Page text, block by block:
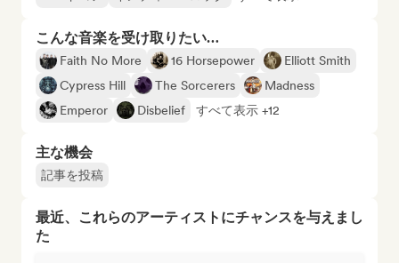
こんな音楽を受け取りたい…
Faith No More 16 Horsepower
Elliott Smith
Cypress Hill
The Sorcerers
Madness
Emperor
Disbelief すべて表示 +12
主な機会
記事を投稿
最近、これらのアーティストにチャンスを与えまし
た